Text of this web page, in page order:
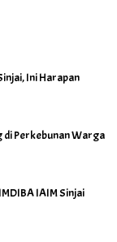
Ini Harapan
di Perkebunan Warga
IAIM Sinjai